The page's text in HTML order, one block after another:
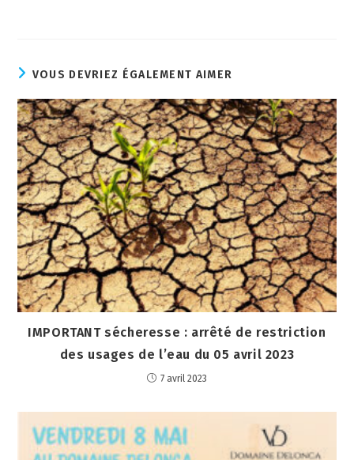
VOUS DEVRIEZ ÉGALEMENT AIMER
IMPORTANT sécheresse : arrêté de restriction
des usages de l’eau du 05 avril 2023
7 avril 2023